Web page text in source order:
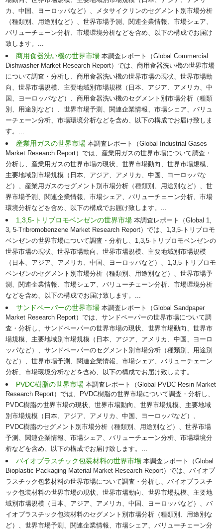
カ、中国、ヨーロッパなど）、メタサイクリンのセグメント別市場分析
（種類別、用途別など）、世界市場予測、関連企業情報、市場シェア、
バリューチェーン分析、市場環境分析などを含め、以下の構成でお届け
致します。...
商用食器洗い機の世界市場本調査レポート（Global Commercial
Dishwasher Market Research Report）では、商用食器洗い機の世界市場
について調査・分析し、商用食器洗い機の世界市場の現状、世界市場動
向、世界市場規模、主要地域別市場規模（日本、アジア、アメリカ、中
国、ヨーロッパなど）、商用食器洗い機のセグメント別市場分析（種類
別、用途別など）、世界市場予測、関連企業情報、市場シェア、バリュ
ーチェーン分析、市場環境分析などを含め、以下の構成でお届け致しま
す。...
産業用ガスの世界市場本調査レポート（Global Industrial Gases
Market Research Report）では、産業用ガスの世界市場について調査・
分析し、産業用ガスの世界市場の現状、世界市場動向、世界市場規模、
主要地域別市場規模（日本、アジア、アメリカ、中国、ヨーロッパな
ど）、産業用ガスのセグメント別市場分析（種類別、用途別など）、世
界市場予測、関連企業情報、市場シェア、バリューチェーン分析、市場
環境分析などを含め、以下の構成でお届け致します。...
1,3,5-トリブロモベンゼンの世界市場本調査レポート（Global 1,
3, 5-Tribromobenzene Market Research Report）では、1,3,5-トリブロモ
ベンゼンの世界市場について調査・分析し、1,3,5-トリブロモベンゼンの
世界市場の現状、世界市場動向、世界市場規模、主要地域別市場規模
（日本、アジア、アメリカ、中国、ヨーロッパなど）、1,3,5-トリブロモ
ベンゼンのセグメント別市場分析（種類別、用途別など）、世界市場予
測、関連企業情報、市場シェア、バリューチェーン分析、市場環境分析
などを含め、以下の構成でお届け致します。...
サンドペーパーの世界市場本調査レポート（Global Sandpaper
Market Research Report）では、サンドペーパーの世界市場について調
査・分析し、サンドペーパーの世界市場の現状、世界市場動向、世界市
場規模、主要地域別市場規模（日本、アジア、アメリカ、中国、ヨーロ
ッパなど）、サンドペーパーのセグメント別市場分析（種類別、用途別
など）、世界市場予測、関連企業情報、市場シェア、バリューチェーン
分析、市場環境分析などを含め、以下の構成でお届け致します。...
PVDC樹脂の世界市場本調査レポート（Global PVDC Resin Market
Research Report）では、PVDC樹脂の世界市場について調査・分析し、
PVDC樹脂の世界市場の現状、世界市場動向、世界市場規模、主要地域
別市場規模（日本、アジア、アメリカ、中国、ヨーロッパなど）、
PVDC樹脂のセグメント別市場分析（種類別、用途別など）、世界市場
予測、関連企業情報、市場シェア、バリューチェーン分析、市場環境分
析などを含め、以下の構成でお届け致します。...
バイオプラスチック包装材料の世界市場本調査レポート（Global
Bioplastic Packaging Material Market Research Report）では、バイオプ
ラスチック包装材料の世界市場について調査・分析し、バイオプラスチ
ック包装材料の世界市場の現状、世界市場動向、世界市場規模、主要地
域別市場規模（日本、アジア、アメリカ、中国、ヨーロッパなど）、バ
イオプラスチック包装材料のセグメント別市場分析（種類別、用途別な
ど）、世界市場予測、関連企業情報、市場シェア、バリューチェーン分